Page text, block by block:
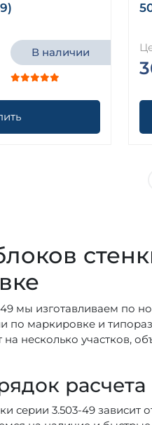
В наличии
мы изготавливаем по
по маркировке и
на несколько участков,
серии 3.503-49